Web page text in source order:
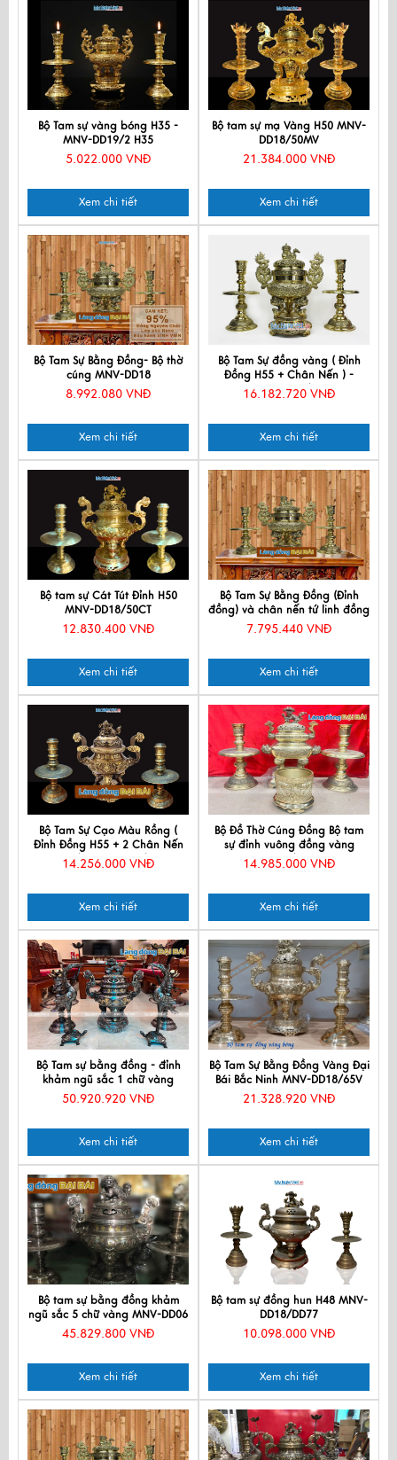
Bộ Tam sự vàng bóng H35 -
MNV-DD19/2 H35
5.022.000 VNĐ
Xem chi tiết
Bộ tam sự mạ Vàng H50 MNV-
DD18/50MV
21.384.000 VNĐ
Xem chi tiết
Bộ Tam Sự Bằng Đồng- Bộ thờ
cúng MNV-DD18
8.992.080 VNĐ
Xem chi tiết
Bộ Tam Sự đồng vàng ( Đỉnh
Đồng H55 + Chân Nến ) -
MNV-DD18/55V
16.182.720 VNĐ
Xem chi tiết
Bộ tam sự Cát Tút Đỉnh H50
MNV-DD18/50CT
12.830.400 VNĐ
Xem chi tiết
Bộ Tam Sự Bằng Đồng (Đỉnh
đồng) và chân nến tứ linh đồng
MNV-DD19
7.795.440 VNĐ
Xem chi tiết
Bộ Tam Sự Cạo Màu Rồng (
Đỉnh Đồng H55 + 2 Chân Nến
H43) MNV-DD18/55
14.256.000 VNĐ
Xem chi tiết
Bộ Đồ Thờ Cúng Đồng Bộ tam
sự đỉnh vuông đồng vàng
DD18/45V
14.985.000 VNĐ
Xem chi tiết
Bộ Tam sự bằng đồng - đỉnh
khảm ngũ sắc 1 chữ vàng
MNV-DD05
50.920.920 VNĐ
Xem chi tiết
Bộ Tam Sự Bằng Đồng Vàng Đại
Bái Bắc Ninh MNV-DD18/65V
21.328.920 VNĐ
Xem chi tiết
Bộ tam sự bằng đồng khảm
ngũ sắc 5 chữ vàng MNV-DD06
45.829.800 VNĐ
Xem chi tiết
Bộ tam sự đồng hun H48 MNV-
DD18/DD77
10.098.000 VNĐ
Xem chi tiết